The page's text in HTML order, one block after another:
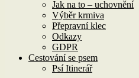
Jak na to – uchovnění
Výběr krmiva
Přepravní klec
Odkazy
GDPR
Cestování se psem
Psí Itinerář